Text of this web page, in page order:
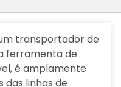
transportador de
ferramenta de
é amplamente
das linhas de